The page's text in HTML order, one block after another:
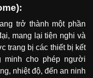
trở thành một phần
mang lại tiện nghi và
trang bị các thiết bị kết
minh cho phép người
nhiệt độ, đến an ninh